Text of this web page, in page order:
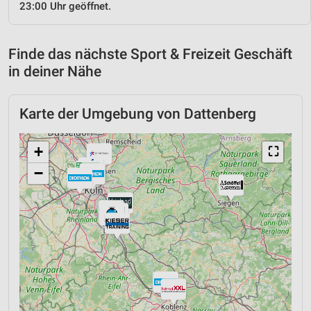
23:00 Uhr geöffnet.
Finde das nächste Sport & Freizeit Geschäft
in deiner Nähe
Karte der Umgebung von Dattenberg
⛶
+
−